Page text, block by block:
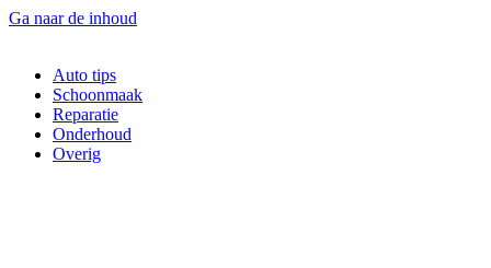
Ga naar de inhoud
Auto tips
Schoonmaak
Reparatie
Onderhoud
Overig